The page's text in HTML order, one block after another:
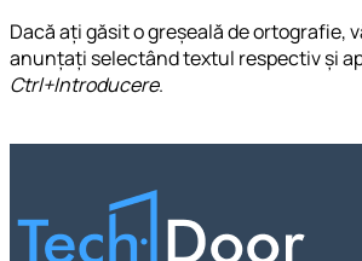
Dacă ați găsit o greșeală de ortografie,
anunțați selectând textul respectiv și
Ctrl+Introducere.